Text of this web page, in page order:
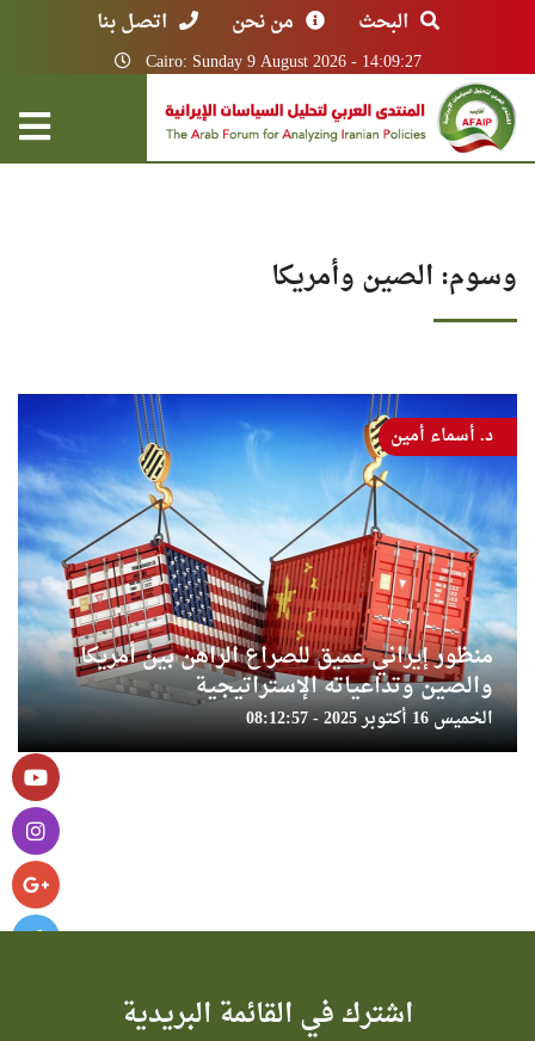
البحث من نحن اتصل بنا
Cairo: Sunday 9 August 2026 - 14:09:27
وسوم: الصين وأمريكا
منظور إيراني عميق للصراع الراهن بين أمريكا
والصين وتداعياته الإستراتيجية
الخميس 16 أكتوبر 2025 - 08:12:57
د. أسماء أمين
اشترك في القائمة البريدية